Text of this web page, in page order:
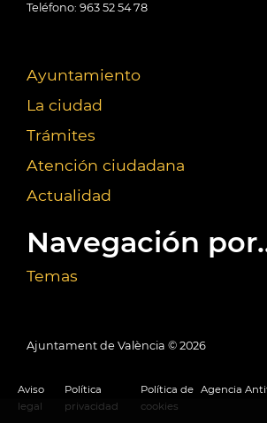
Teléfono: 963 52 54 78
Ayuntamiento
La ciudad
Trámites
Atención ciudadana
Actualidad
Navegación
Temas
Ajuntament de València © 2026
Aviso
legal
Política
privacidad
Política de
cookies
Agencia